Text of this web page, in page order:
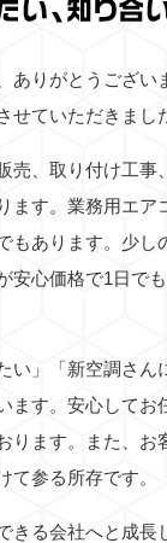
ありがとうござ
せていただきまし
売、取り付け工
ます。業務用エ
もあります。少
安心価格で1日で
い」「新空調さ
ます。安心して
ります。また、
て参る所存です。
きる会社へと成